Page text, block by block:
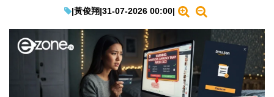
EduTech
IT Times
生成式AI與雲端應用
|黃俊翔|31-07-2026 00:00|